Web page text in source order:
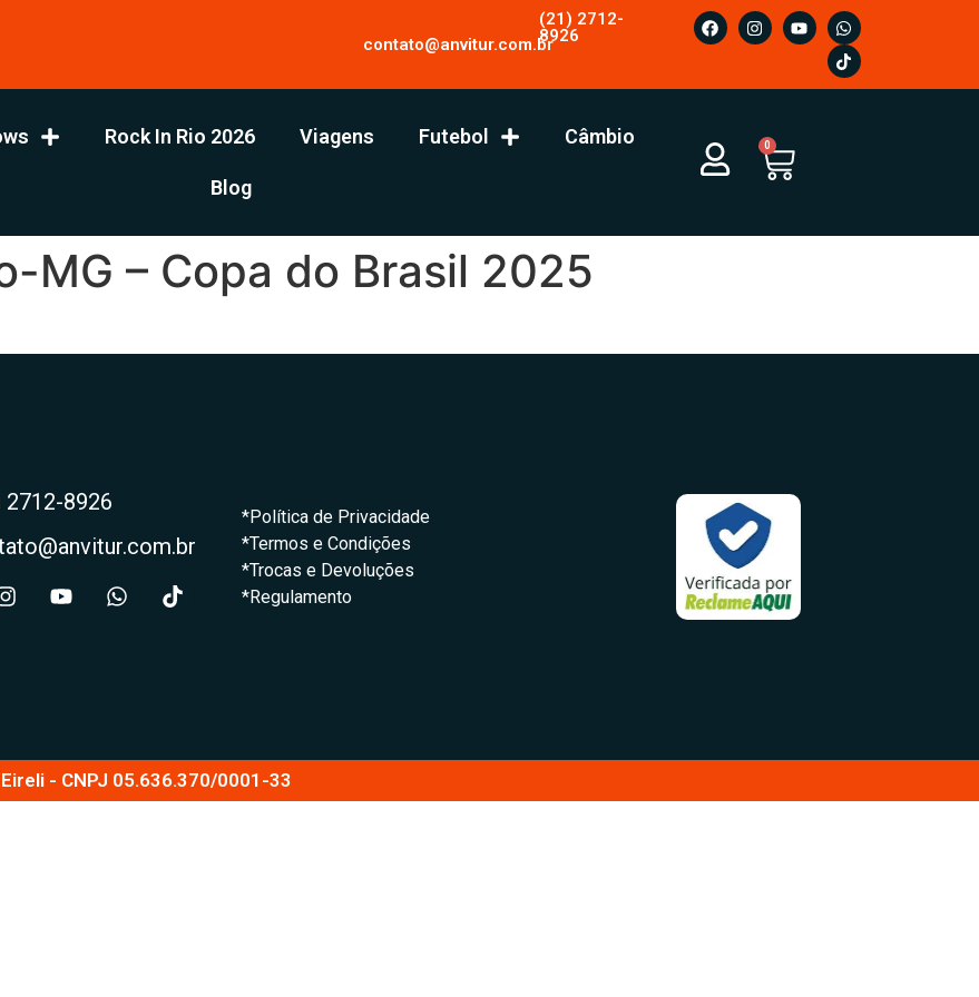
contato@anvitur.com.br
(21) 2712-
8926
Rock In Rio 2026 Viagens Futebol Câmbio
Blog
0
MG – Copa do Brasil 2025
2712-8926
*Política de Privacidade
*Termos e Condições
*Trocas e Devoluções
*Regulamento
- CNPJ 05.636.370/0001-33